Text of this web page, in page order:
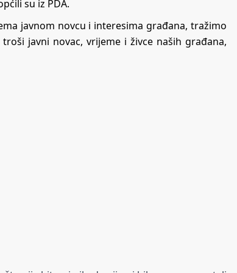
su iz PDA.
javnom novcu i interesima građana, tražimo
javni novac, vrijeme i živce naših građana,